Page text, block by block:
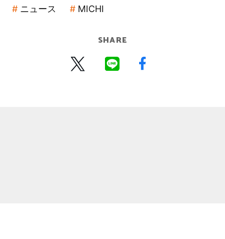
ニュース MICHI
SHARE